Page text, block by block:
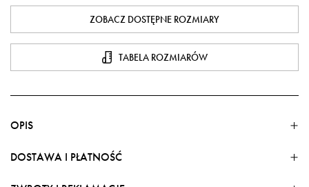
ZOBACZ DOSTĘPNE ROZMIARY
TABELA ROZMIARÓW
OPIS
DOSTAWA I PŁATNOŚĆ